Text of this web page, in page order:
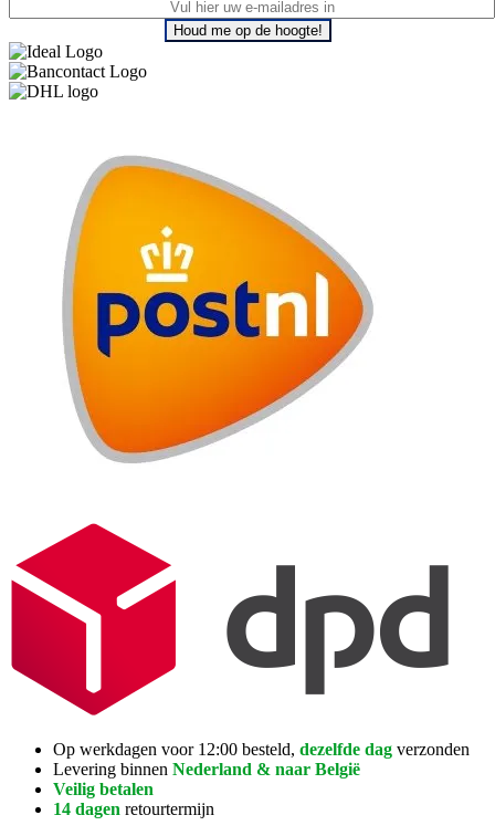
Houd me op de hoogte!
Op werkdagen voor 12:00 besteld, dezelfde dag verzonden
Levering binnen Nederland & naar België
Veilig betalen
14 dagen retourtermijn